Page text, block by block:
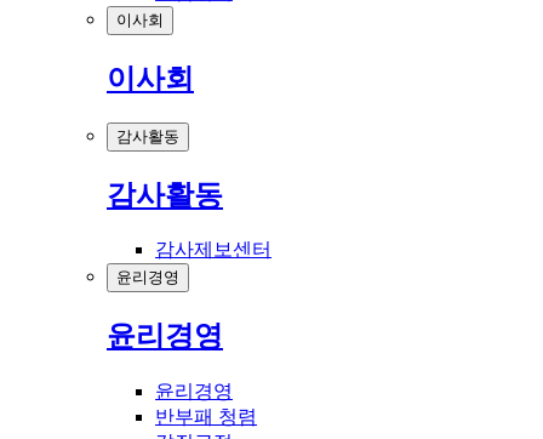
이사회
이사회
감사활동
감사활동
감사제보센터
윤리경영
윤리경영
윤리경영
반부패 청렴